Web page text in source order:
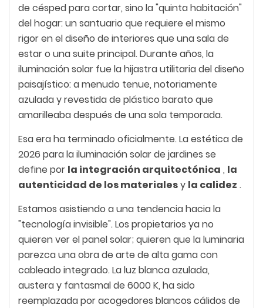
de césped para cortar, sino la "quinta habitación"
del hogar: un santuario que requiere el mismo
rigor en el diseño de interiores que una sala de
estar o una suite principal. Durante años, la
iluminación solar fue la hijastra utilitaria del diseño
paisajístico: a menudo tenue, notoriamente
azulada y revestida de plástico barato que
amarilleaba después de una sola temporada.
Esa era ha terminado oficialmente. La estética de
2026 para la iluminación solar de jardines se
define por la integración arquitectónica , la
autenticidad de los materialesy la calidez .
Estamos asistiendo a una tendencia hacia la
"tecnología invisible". Los propietarios ya no
quieren ver el panel solar; quieren que la luminaria
parezca una obra de arte de alta gama con
cableado integrado. La luz blanca azulada,
austera y fantasmal de 6000 K, ha sido
reemplazada por acogedores blancos cálidos de